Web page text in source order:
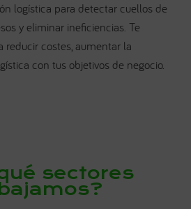
logística para detectar cuellos de
y eliminar ineficiencias. Te
reducir costes, aumentar la
con tus objetivos de negocio.
sectores